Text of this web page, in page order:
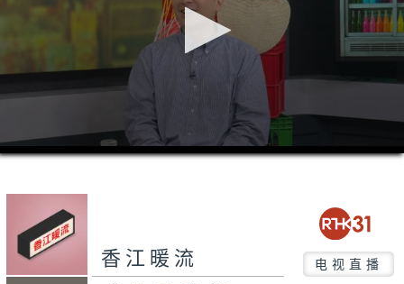
0
seconds
seconds
香江暖流 电视直播